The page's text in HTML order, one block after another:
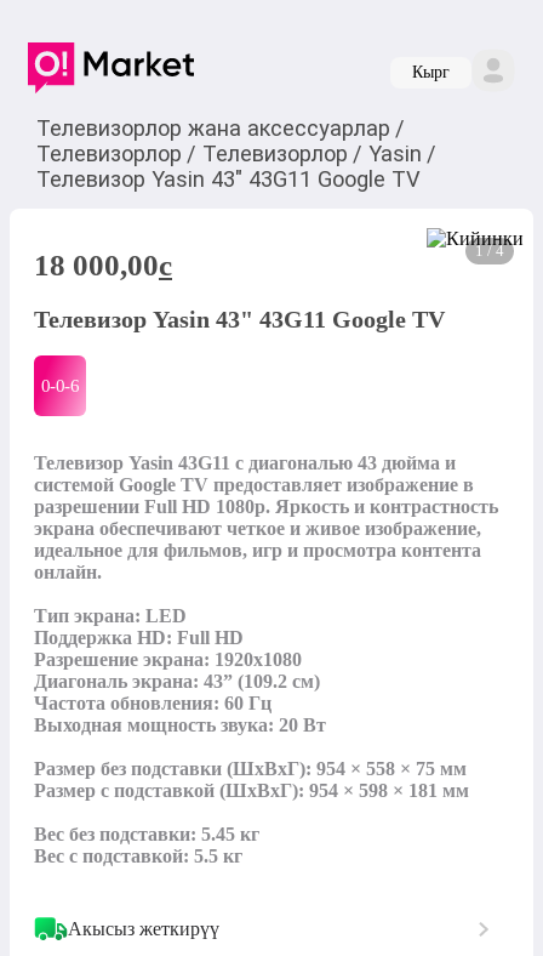
Кырг
Телевизорлор жана аксессуарлар /
Телевизорлор / Телевизорлор / Yasin /
Телевизор Yasin 43" 43G11 Google TV
1 / 4
18 000,00c
Телевизор Yasin 43" 43G11 Google TV
0-0-6
Телевизор Yasin 43G11 с диагональю 43 дюйма и
системой Google TV предоставляет изображение в
разрешении Full HD 1080p. Яркость и контрастность
экрана обеспечивают четкое и живое изображение,
идеальное для фильмов, игр и просмотра контента
онлайн.
Тип экрана: LED
Поддержка HD: Full HD
Разрешение экрана: 1920x1080
Диагональ экрана: 43” (109.2 см)
Частота обновления: 60 Гц
Выходная мощность звука: 20 Вт
Размер без подставки (ШxВxГ): 954 × 558 × 75 мм
Размер с подставкой (ШxВxГ): 954 × 598 × 181 мм
Вес без подставки: 5.45 кг
Вес с подставкой: 5.5 кг
Акысыз жеткирүү